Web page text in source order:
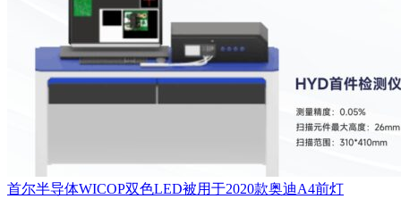
首尔半导体WICOP双色LED被用于2020款奥迪A4前灯